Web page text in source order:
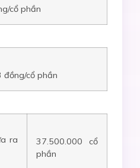
cổ phần
đồng/cổ phần
ra 37.500.000 cổ
phần